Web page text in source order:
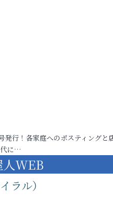
発行！各家庭へのポスティングと
代に…
人WEB
ラル）